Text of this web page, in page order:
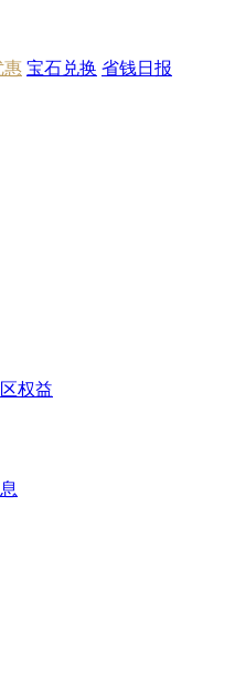
惠 宝石兑换 省钱日报
权益